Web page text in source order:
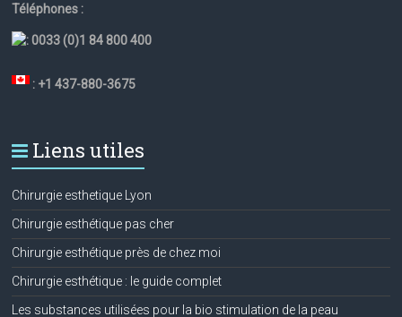
Téléphones :
:0033 (0)1 84 800 400
: +1 437-880-3675
Liens utiles
Chirurgie esthetique Lyon
Chirurgie esthétique pas cher
Chirurgie esthétique près de chez moi
Chirurgie esthétique : le guide complet
Les substances utilisées pour la bio stimulation de la peau